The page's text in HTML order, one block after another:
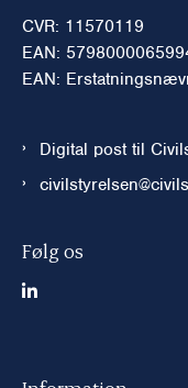
CVR: 11570119
EAN:
EAN:
Digital post til
Følg os